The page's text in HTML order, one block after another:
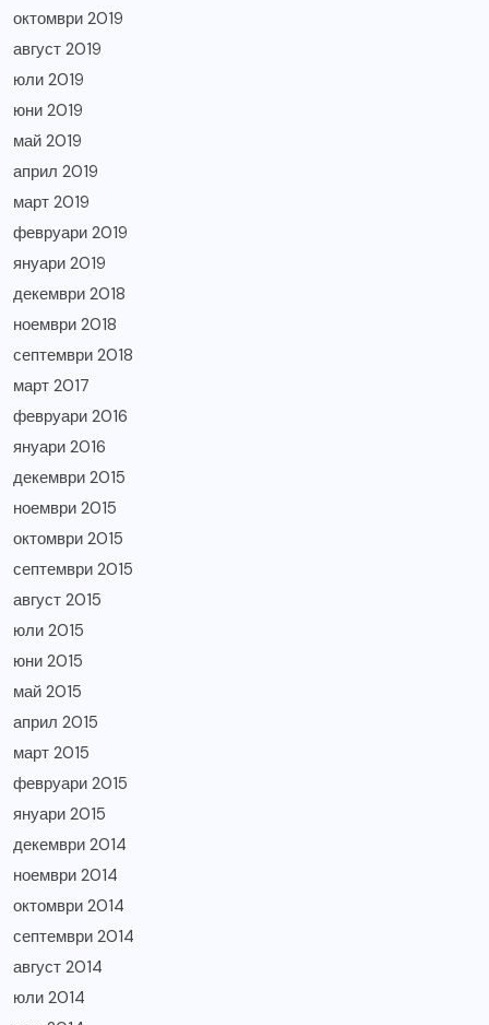
октомври 2019
август 2019
юли 2019
юни 2019
май 2019
април 2019
март 2019
февруари 2019
януари 2019
декември 2018
ноември 2018
септември 2018
март 2017
февруари 2016
януари 2016
декември 2015
ноември 2015
октомври 2015
септември 2015
август 2015
юли 2015
юни 2015
май 2015
април 2015
март 2015
февруари 2015
януари 2015
декември 2014
ноември 2014
октомври 2014
септември 2014
август 2014
юли 2014